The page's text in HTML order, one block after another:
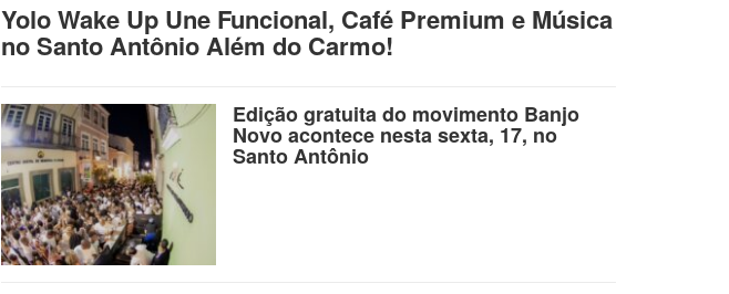
Yolo Wake Up Une Funcional, Café Premium e Música
no Santo Antônio Além do Carmo!
Edição gratuita do movimento Banjo
Novo acontece nesta sexta, 17, no
Santo Antônio